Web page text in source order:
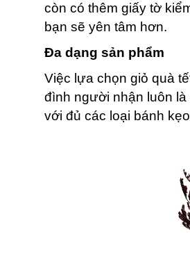
còn có thêm giấy tờ
bạn sẽ yên tâm hơn.
Đa dạng sản phẩm
Việc lựa chọn giỏ quà
đình người nhận luôn
với đủ các loại bánh